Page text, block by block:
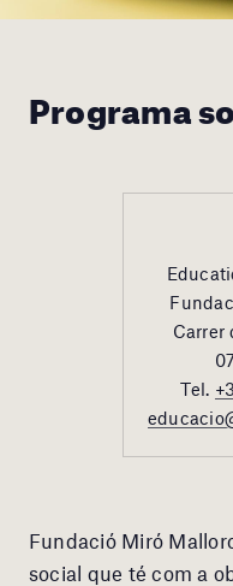
Programa
Carrer
Tel.
Fundació Miró
social que té com a